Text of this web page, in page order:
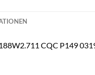
CQC P149